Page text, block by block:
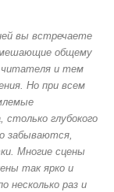
вы встречаете
мешающие общему
читателя и тем
Но при всем
глубокого
забываются,
Многие сцены
так ярко и
несколько раз и